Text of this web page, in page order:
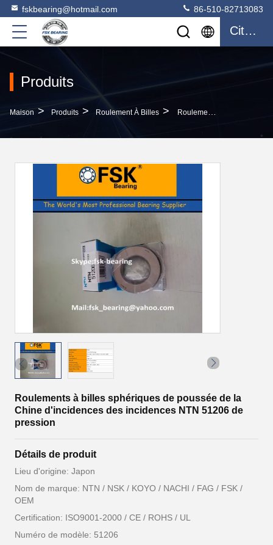
fskbearing@hotmail.com 86-510-82713083
Citation
Produits
Maison > Produits > Roulement À Billes > Roulements À Billes Sphériques De Poussée De La Chine D'incidences Des Incidences NTN 51206 De Pression
Roulements à billes sphériques de poussée de la
Chine d'incidences des incidences NTN 51206 de
pression
Détails de produit
Lieu d'origine: Japon
Nom de marque: NTN / NSK / KOYO / NACHI / FAG / FSK /
OEM
Certification: ISO9001-2000 / CE / ROHS / UL
Numéro de modèle: 51206